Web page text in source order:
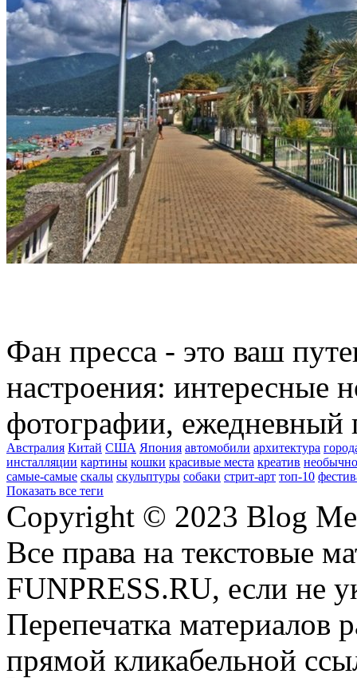
Фан пресса - это ваш
настроения: интересные
фотографии, ежедневный
Австралия Китай США Япония автомобили архитектура
инсталляции картины кошки красивые места креатив
самые-самые скалы скульптуры собаки стрит-арт топ-10
Показать все теги
Copyright © 2023 Blog
Все права на текстовые
FUNPRESS.RU, если не
Перепечатка материалов
прямой кликабельной